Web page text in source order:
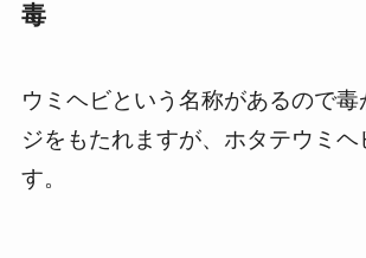
毒
ウミヘビという名称があるので毒
ジをもたれますが、ホタテウミヘ
す。